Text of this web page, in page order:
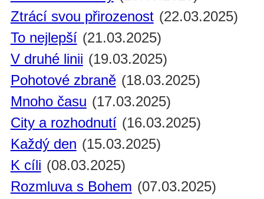
Ztrácí svou přirozenost (22.03.2025)
To nejlepší (21.03.2025)
V druhé linii (19.03.2025)
Pohotové zbraně (18.03.2025)
Mnoho času (17.03.2025)
City a rozhodnutí (16.03.2025)
Každý den (15.03.2025)
K cíli (08.03.2025)
Rozmluva s Bohem (07.03.2025)